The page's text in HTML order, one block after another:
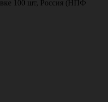
100 шт, Россия (НПФ